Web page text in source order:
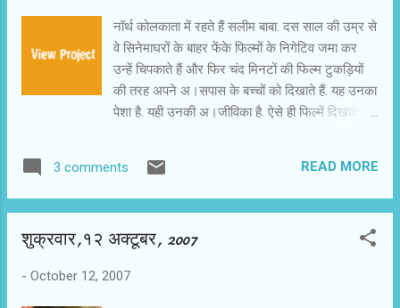
पर हिंसा होती है, तो लोगों का उधर ध्यान जरूर जाता है।
आप सड़क पर चल रहे हैं और अगर एक लड़का-लड़की
हाथ पकड़े जा रहे हैं, तो आप शायद एक बार देखकर अपना
मुंह मोड़ लेंगे, लेकिन अगर वही लड़का-लड़की एक-दूसरे
को चपतियाने लगें और चप्पल उतार कर मारने लगें, तो आप
नॉर्थ कोलकाता में रहते हैं सलीम बाबा. दस साल की उम्र से
वे सिनेमाघरों के बाहर फेंके फिल्मों के निगेटिव जमा कर
उन्हें चिपकाते हैं और फिर चंद मिनटों की फिल्म टुकड़ियों
की तरह अपने अ।सपास के बच्चों को दिखाते हैं. यह उनका
पेशा है. यही उनकी अ।जीविका है. ऐसे ही फिल्में दिखाकर वे
की एक डॉक्यूमेंट्री फिल्म 'सलीम बाबा' बनायी है. यह
डॉक्यूमेंट्री फिल्म ऑस्कर भेजी गयी थी. खुशी की बात है कि
ज्यूरी को पसंद अ।ई तो यह नामांकित भी होगी. 'सलीम बाबा'
प्रोजेक्टर विरासत में मिला है. इसे हाथ से चलाया जाता है.
3 comments READ MORE
शुक्रवार,१२ अक्टूबर, 2007
- October 12, 2007